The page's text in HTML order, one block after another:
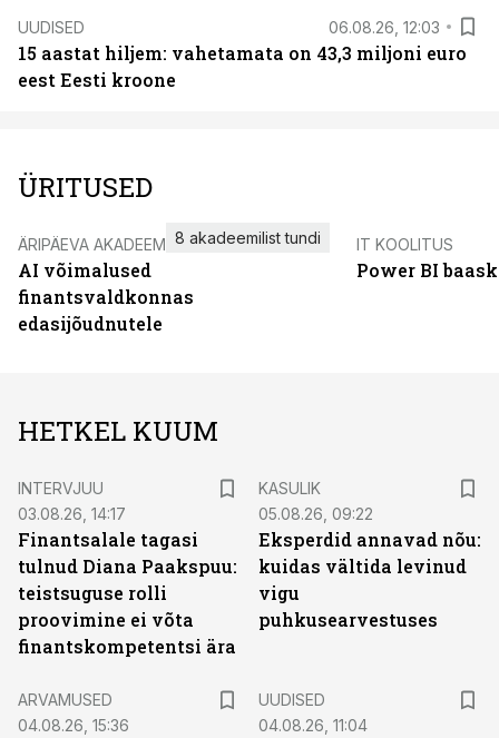
UUDISED 06.08.26, 12:03
15 aastat hiljem: vahetamata on 43,3 miljoni euro
eest Eesti kroone
ÜRITUSED
ÄRIPÄEVA AKADEEMIA
AI võimalused
finantsvaldkonnas
edasijõudnutele
8 akadeemilist tundi IT KOOLITUS
Power BI
HETKEL KUUM
INTERVJUU
03.08.26, 14:17
Finantsalale tagasi
tulnud Diana Paakspuu:
teistsuguse rolli
proovimine ei võta
finantskompetentsi ära
KASULIK
05.08.26, 09:22
Eksperdid annavad nõu:
kuidas vältida levinud
vigu
puhkusearvestuses
ARVAMUSED
04.08.26, 15:36
UUDISED
04.08.26, 11:04